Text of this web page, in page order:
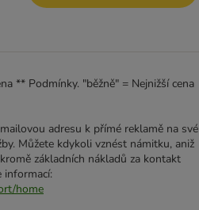
** Podmínky. "běžně" = Nejnižší cena
adresu k přímé reklamě na své
Můžete kdykoli vznést námitku, aniž
základních nákladů za kontakt
informací:
home